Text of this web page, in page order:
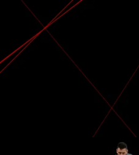
Saltar
contenido